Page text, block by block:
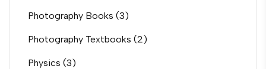
Photography Books (3)
Photography Textbooks (2)
Physics (3)